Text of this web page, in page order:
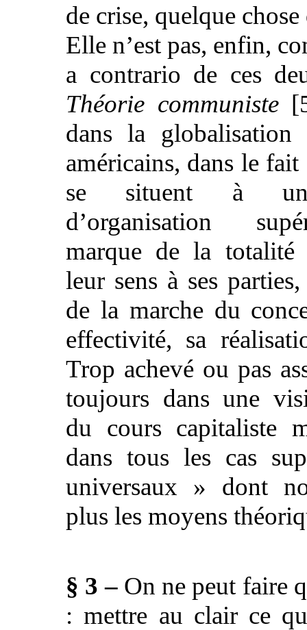
de crise, quelque
Elle n’est pas, enfin,
a contrario de ces
Théorie communiste
dans la globalisation
américains, dans le
se situent à
d’organisation
marque de la totalité
leur sens à ses
de la marche du
effectivité, sa
Trop achevé ou pas
toujours dans une
du cours capitaliste
dans tous les cas
universaux » dont
plus les moyens
§ 3 –On ne peut faire
: mettre au clair ce